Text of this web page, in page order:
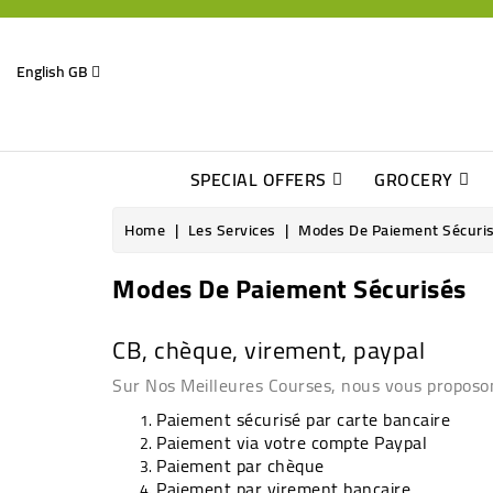
English GB
SPECIAL OFFERS GROCERY
Home Les Services Modes De Paiement
Modes De Paiement Sécurisés
CB, chèque, virement, paypal
Sur Nos Meilleures Courses, nous vous
Paiement sécurisé par carte bancaire
Paiement via votre compte Paypal
Paiement par chèque